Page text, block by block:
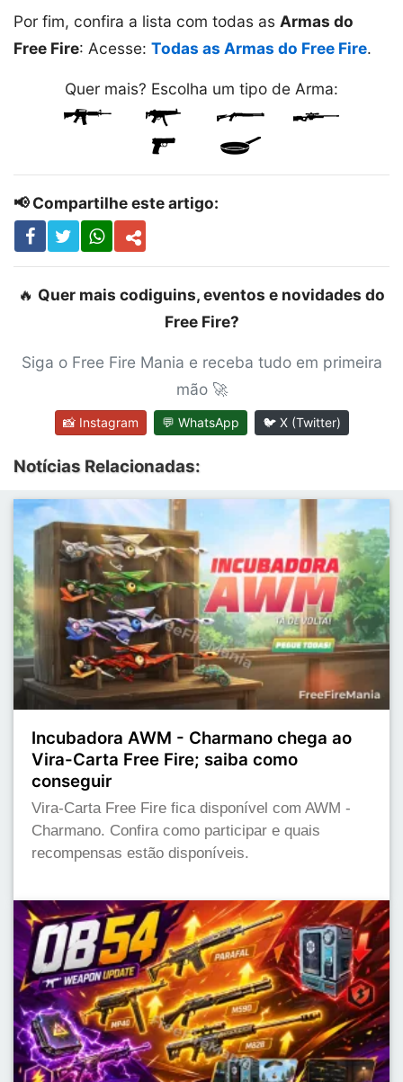
Por fim, confira a lista com todas as Armas do
Free Fire: Acesse: Todas as Armas do Free Fire.
Quer mais? Escolha um tipo de Arma:
📢 Compartilhe este artigo:
🔥 Quer mais codiguins, eventos e novidades do
Free Fire?
Siga o Free Fire Mania e receba tudo em primeira
mão 🚀
📸 Instagram 💬 WhatsApp 🐦 X (Twitter)
Notícias Relacionadas:
Incubadora AWM - Charmano chega ao
Vira-Carta Free Fire; saiba como
conseguir
Vira-Carta Free Fire fica disponível com AWM -
Charmano. Confira como participar e quais
recompensas estão disponíveis.